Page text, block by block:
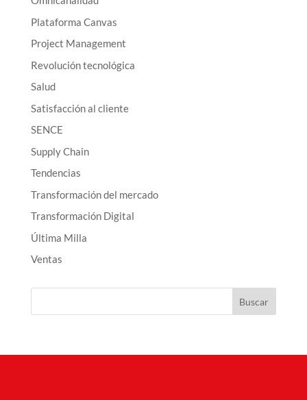
Plataforma Canvas
Project Management
Revolución tecnológica
Salud
Satisfacción al cliente
SENCE
Supply Chain
Tendencias
Transformación del mercado
Transformación Digital
Última Milla
Ventas
Buscar